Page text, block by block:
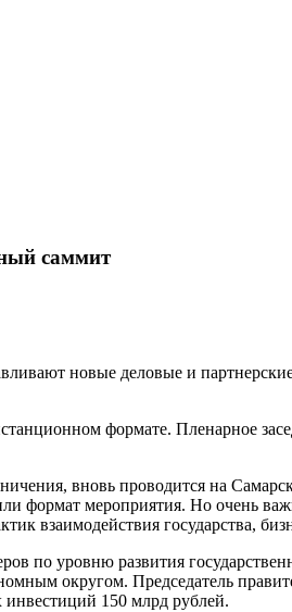
саммит
новые деловые и
формате. Пленарное
вновь проводится на
формат мероприятия. Но очень
взаимодействия государства,
по уровню развития
округом. Председатель
150 млрд рублей.